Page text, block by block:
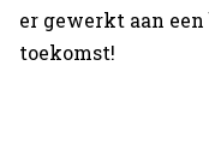
er gewerkt aan
toekomst!